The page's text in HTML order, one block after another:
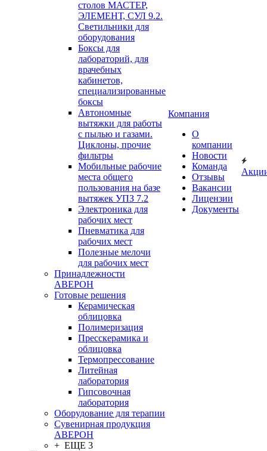
столов МАСТЕР,
ЭЛЕМЕНТ, СУЛ 9.2.
Светильники для
оборудования
Боксы для
лабораторий, для
врачебных
кабинетов,
специализированные
боксы
Автономные
вытяжки для работы
с пылью и газами.
Циклоны, прочие
фильтры
Мобильные рабочие
места общего
пользования на базе
вытяжек УПЗ 7.2
Электроника для
рабочих мест
Пневматика для
рабочих мест
Полезные мелочи
для рабочих мест
Принадлежности
АВЕРОН
Готовые решения
Керамическая
облицовка
Полимеризация
Пресскерамика и
облицовка
Термопрессование
Литейная
лаборатория
Гипсовочная
лаборатория
Оборудование для терапии
Сувенирная продукция
АВЕРОН
+ ЕЩЕ 3
Компания
О
компании
Новости
Команда
Отзывы
Вакансии
Лицензии
Документы